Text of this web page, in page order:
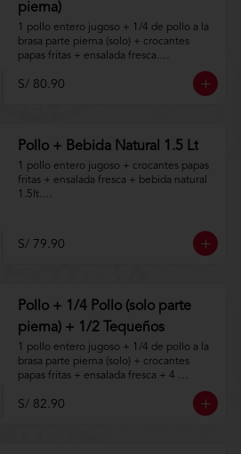
pierna)
1 pollo entero jugoso + 1/4 de pollo a la
brasa parte pierna (solo) + crocantes
papas fritas + ensalada fresca.
Aplica terminos y
condiciones.https://www.lenaycarbon.co
S/ 80.90
Pollo + Bebida Natural 1.5 Lt
1 pollo entero jugoso + crocantes papas
fritas + ensalada fresca + bebida natural
1.5lt.
condiciones.https://www.lenaycarbon.co
m/TYCGenerales
S/ 79.90
Pollo + 1/4 Pollo (solo parte
pierna) + 1/2 Tequeños
1 pollo entero jugoso + 1/4 de pollo a la
brasa parte pierna (solo) + crocantes
papas fritas + ensalada fresca + 4
S/ 82.90